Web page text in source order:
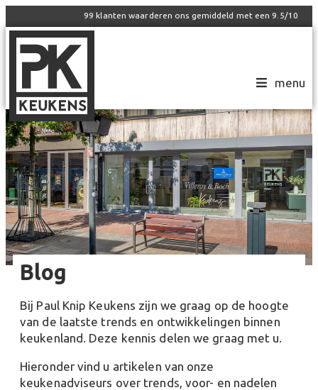
99 klanten waarderen ons gemiddeld met een9.5/10
menu
Blog
Bij Paul Knip Keukens zijn we graag op de hoogte
van de laatste trends en ontwikkelingen binnen
keukenland. Deze kennis delen we graag met u.
Hieronder vind u artikelen van onze
keukenadviseurs over trends, voor- en nadelen